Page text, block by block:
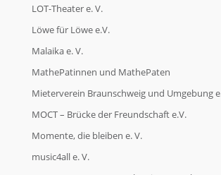
LOT-Theater e. V.
Löwe für Löwe e.V.
Malaika e. V.
MathePatinnen und MathePaten
Mieterverein Braunschweig und Umgebung
MOCT – Brücke der Freundschaft e.V.
Momente, die bleiben e. V.
music4all e. V.